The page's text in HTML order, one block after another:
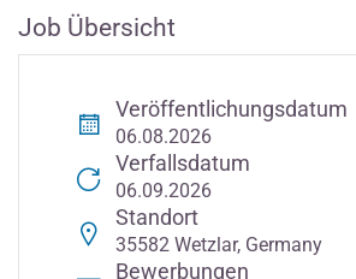
Job Übersicht
Veröffentlichungsdatum
06.08.2026
Verfallsdatum
06.09.2026
Standort
35582 Wetzlar, Germany
Bewerbungen